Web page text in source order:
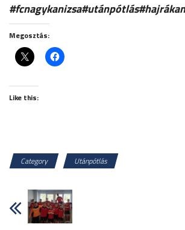
Megosztás:
Like this:
Category Utánpótlás